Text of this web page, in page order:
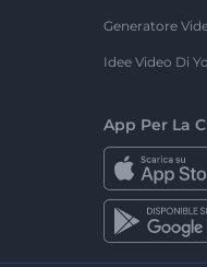
Generatore
Idee Video Di
App Per La